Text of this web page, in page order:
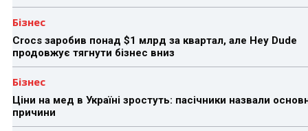
Бізнес
Crocs заробив понад $1 млрд за квартал, але Hey Dude
продовжує тягнути бізнес вниз
Бізнес
Ціни на мед в Україні зростуть: пасічники назвали
причини